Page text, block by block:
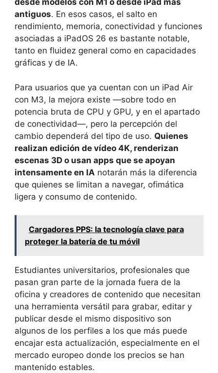
desde modelos con M1 o desde iPad más
antiguos. En esos casos, el salto en
rendimiento, memoria, conectividad y funciones
asociadas a iPadOS 26 es bastante notable,
tanto en fluidez general como en capacidades
gráficas y de IA.
Para usuarios que ya cuentan con un iPad Air
con M3, la mejora existe —sobre todo en
potencia bruta de CPU y GPU, y en el apartado
de conectividad—, pero la percepción del
cambio dependerá del tipo de uso. Quienes
realizan edición de vídeo 4K, renderizan
escenas 3D o usan apps que se apoyan
intensamente en IA notarán más la diferencia
que quienes se limitan a navegar, ofimática
ligera y consumo de contenido.
Cargadores PPS: la tecnología clave para
proteger la batería de tu móvil
Estudiantes universitarios, profesionales que
pasan gran parte de la jornada fuera de la
oficina y creadores de contenido que necesitan
una herramienta versátil para grabar, editar y
publicar desde el mismo dispositivo son
algunos de los perfiles a los que más puede
encajar esta actualización, especialmente en el
mercado europeo donde los precios se han
mantenido estables.